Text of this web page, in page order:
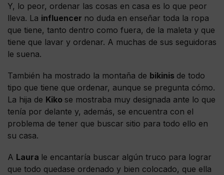
Y, lo peor, ordenar las cosas en casa es lo que peor
lleva. La influencer no duda en enseñar toda la ropa
que tiene, tanto dentro como fuera, de la maleta y que
tiene que lavar y ordenar. A muchas de sus seguidoras
le suena.
También ha mostrado la montaña de bikinis de todo
tipo que tiene que ordenar, aunque se pregunta cómo.
La hija de Kiko se mostraba muy designada ante lo que
tenía por delante y, además, se encuentra con el
problema de tener que buscar sitio para todo ello en
su casa.
A Laura le encantaría buscar algún truco para lograr
que todo quedase ordenado y bien colocado, que ella